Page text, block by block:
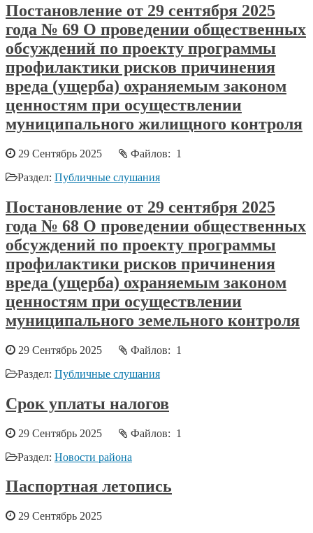
Постановление от 29 сентября 2025
года № 69 О проведении общественных
обсуждений по проекту программы
профилактики рисков причинения
вреда (ущерба) охраняемым законом
ценностям при осуществлении
муниципального жилищного контроля
29 Сентябрь 2025
Файлов: 1
Раздел: Публичные слушания
Постановление от 29 сентября 2025
года № 68 О проведении общественных
обсуждений по проекту программы
профилактики рисков причинения
вреда (ущерба) охраняемым законом
ценностям при осуществлении
муниципального земельного контроля
29 Сентябрь 2025
Файлов: 1
Раздел: Публичные слушания
Срок уплаты налогов
29 Сентябрь 2025
Файлов: 1
Раздел: Новости района
Паспортная летопись
29 Сентябрь 2025